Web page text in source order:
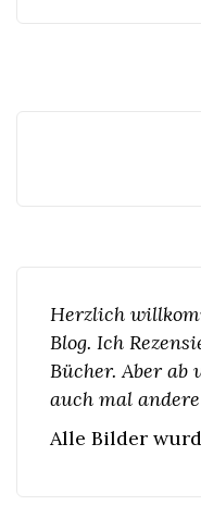
Herzlich
Blog. Ich
Bücher. Aber ab
auch mal
Alle Bilder